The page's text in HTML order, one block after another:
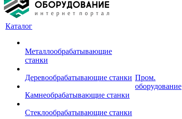
Каталог
Металлообрабатывающие
станки
Деревообрабатывающие станки
Камнеобрабатывающие станки
Стеклообрабатывающие станки
Пром.
оборудование